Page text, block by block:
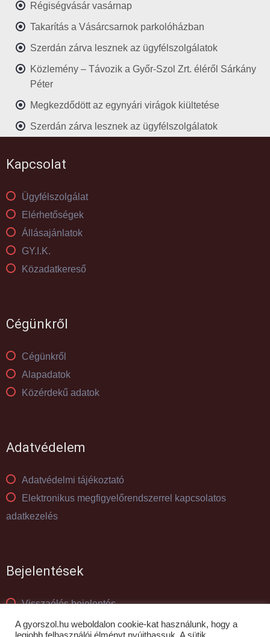
Régiségvásár vasárnap
Takarítás a Vásárcsarnok parkolóházban
Szerdán zárva lesznek az ügyfélszolgálatok
Közlemény – Távozik a Győr-Szol Zrt. éléről Sárkány
Péter
Megkezdődött az egynyári virágok kiültetése
Szerdán zárva lesznek az ügyfélszolgálatok
Kapcsolat
Ügyfélszolgálat
Elérhetőségek
Állásajánlatok
GY.I.K.
Közadatkereső
Cégünkről
Cégünkről
Alapadatok
Közérdekű adatok
Adatvédelem
Adatvédelmi tájékoztató
Elektronikus megfigyelőrendszerrel kapcsolatos
adatkezelés
Bejelentések
Visszaélés bejelentés
Panaszkezelés
A gyorszol.hu weboldalon cookie-kat használunk, hogy a